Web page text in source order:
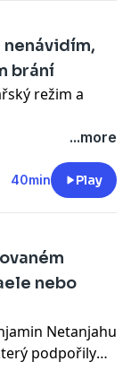
monitoring
Kristýna
nenávidím,
brání
režim a
byla aktivistka a
Kocábová.
USA aveřejně o
život?
každý
spolecnost
...more
40min Play
nebo
Netanjahu
podpořily